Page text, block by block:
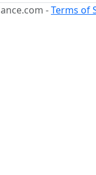
-Terms of